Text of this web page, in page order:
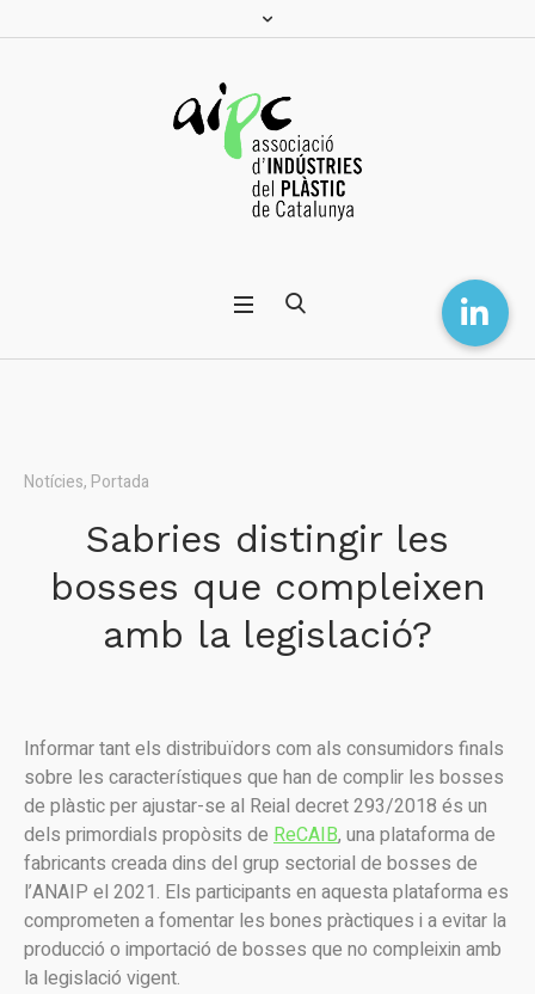
Notícies, Portada
Sabries distingir les
bosses que compleixen
amb la legislació?
Informar tant els distribuïdors com als consumidors finals
sobre les característiques que han de complir les bosses
de plàstic per ajustar-se al Reial decret 293/2018 és un
dels primordials propòsits de ReCAIB, una plataforma de
fabricants creada dins del grup sectorial de bosses de
l’ANAIP el 2021. Els participants en aquesta plataforma es
comprometen a fomentar les bones pràctiques i a evitar la
producció o importació de bosses que no compleixin amb
la legislació vigent.